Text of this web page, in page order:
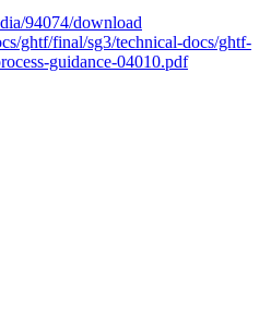
94074/download
ghtf/final/sg3/technical-docs/ghtf-
guidance-04010.pdf